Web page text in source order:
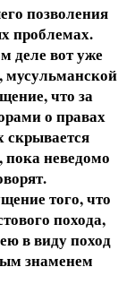
позволения
проблемах.
деле вот уже
мусульманской
что за
о правах
скрывается
неведомо
того, что
похода,
в виду поход
знаменем